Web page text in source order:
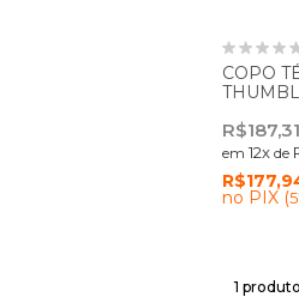
COPO
R$187,31
em 12xde
no PIX (5
1